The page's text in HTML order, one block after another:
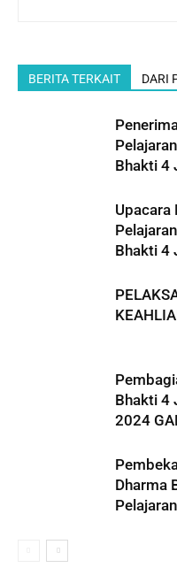
BERITA TERKAIT DARI
Bhakti 4
Upacara
Bhakti 4
Bhakti 4
2024
Dharma